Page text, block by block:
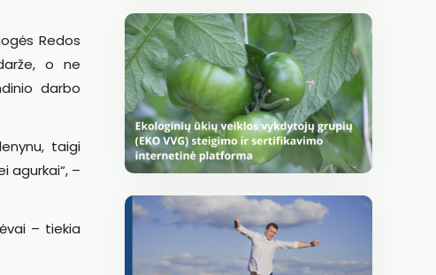
Redos
o ne
darbo
taigi
agurkai“, –
– tiekia